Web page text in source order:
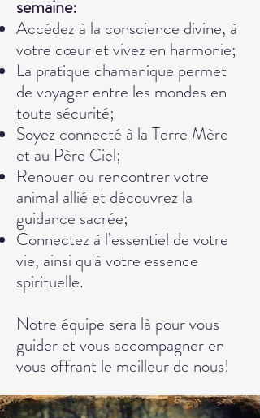
semaine:
Accédez à la conscience divine, à
votre cœur et vivez en harmonie;
La pratique chamanique permet
de voyager entre les mondes en
toute sécurité;
Soyez connecté à la Terre Mère
et au Père Ciel;
Renouer ou rencontrer votre
animal allié et découvrez la
guidance sacrée;
Connectez à l’essentiel de votre
vie, ainsi qu'à votre essence
spirituelle.
Notre équipe sera là pour vous
guider et vous accompagner en
vous offrant le meilleur de nous!